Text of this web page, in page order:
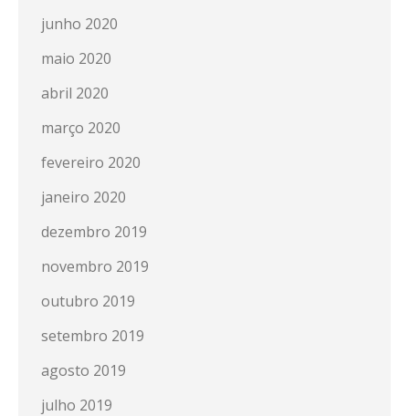
junho 2020
maio 2020
abril 2020
março 2020
fevereiro 2020
janeiro 2020
dezembro 2019
novembro 2019
outubro 2019
setembro 2019
agosto 2019
julho 2019